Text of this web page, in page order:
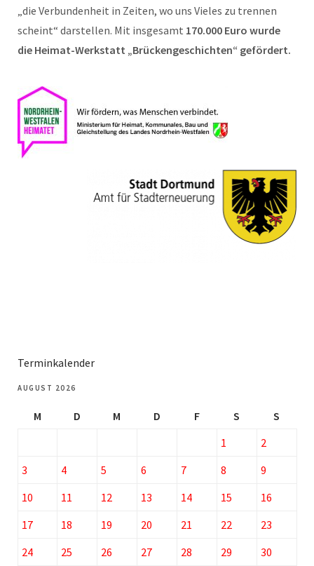
„die Verbundenheit in Zeiten, wo uns Vieles zu trennen
scheint“ darstellen. Mit insgesamt 170.000 Euro wurde
die Heimat-Werkstatt „Brückengeschichten“ gefördert.
Terminkalender
AUGUST 2026
M D M D F S
S
1
2
3
4 5 6 7 8
9
10
11 12 13 14 15
16
17
18 19 20 21 22
23
24
25 26 27 28 29 30